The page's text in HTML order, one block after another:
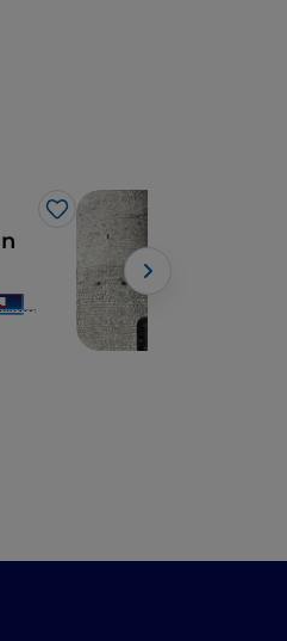
Like